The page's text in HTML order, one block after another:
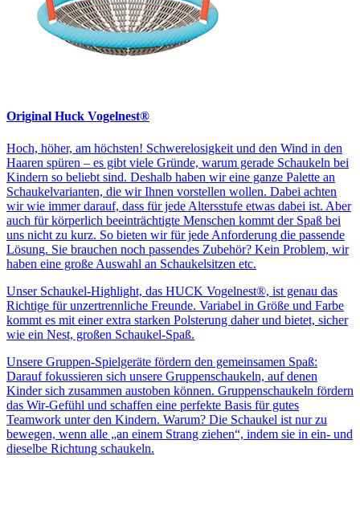
Original Huck Vogelnest®
Hoch, höher, am höchsten! Schwerelosigkeit und den Wind in den
Haaren spüren – es gibt viele Gründe, warum gerade Schaukeln bei
Kindern so beliebt sind. Deshalb haben wir eine ganze Palette an
Schaukelvarianten, die wir Ihnen vorstellen wollen. Dabei achten
wir wie immer darauf, dass für jede Altersstufe etwas dabei ist. Aber
auch für körperlich beeinträchtigte Menschen kommt der Spaß bei
uns nicht zu kurz. So bieten wir für jede Anforderung die passende
Lösung. Sie brauchen noch passendes Zubehör? Kein Problem, wir
haben eine große Auswahl an Schaukelsitzen etc.
Unser Schaukel-Highlight, das HUCK Vogelnest®, ist genau das
Richtige für unzertrennliche Freunde. Variabel in Größe und Farbe
kommt es mit einer extra starken Polsterung daher und bietet, sicher
wie ein Nest, großen Schaukel-Spaß.
Unsere Gruppen-Spielgeräte fördern den gemeinsamen Spaß:
Darauf fokussieren sich unsere Gruppenschaukeln, auf denen
Kinder sich zusammen austoben können. Gruppenschaukeln fördern
das Wir-Gefühl und schaffen eine perfekte Basis für gutes
Teamwork unter den Kindern. Warum? Die Schaukel ist nur zu
bewegen, wenn alle „an einem Strang ziehen“, indem sie in ein- und
dieselbe Richtung schaukeln.